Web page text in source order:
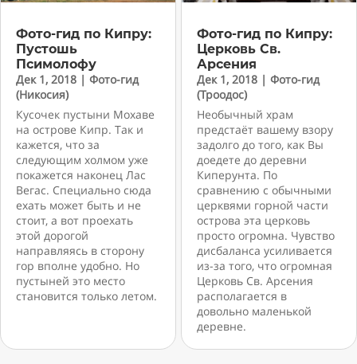
Фото-гид по Кипру:
Пустошь
Псимолофу
Дек 1, 2018 | Фото-гид
(Никосия)
Кусочек пустыни Мохаве
на острове Кипр. Так и
кажется, что за
следующим холмом уже
покажется наконец Лас
Вегас. Специально сюда
ехать может быть и не
стоит, а вот проехать
этой дорогой
направляясь в сторону
гор вполне удобно. Но
пустыней это место
становится только летом.
Фото-гид по Кипру:
Церковь Св.
Арсения
Дек 1, 2018 | Фото-гид
(Троодос)
Необычный храм
предстаёт вашему взору
задолго до того, как Вы
доедете до деревни
Киперунта. По
сравнению с обычными
церквями горной части
острова эта церковь
просто огромна. Чувство
дисбаланса усиливается
из-за того, что огромная
Церковь Св. Арсения
располагается в
довольно маленькой
деревне.